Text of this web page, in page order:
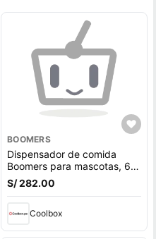
BOOMERS
Dispensador de comida
Boomers para mascotas, 6
litros, automático, Wi-Fi,
blanco
S/ 282.00
Coolbox